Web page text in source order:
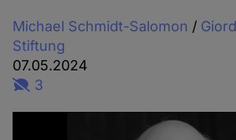
Michael Schmidt-Salomon /
Stiftung
07.05.2024
3